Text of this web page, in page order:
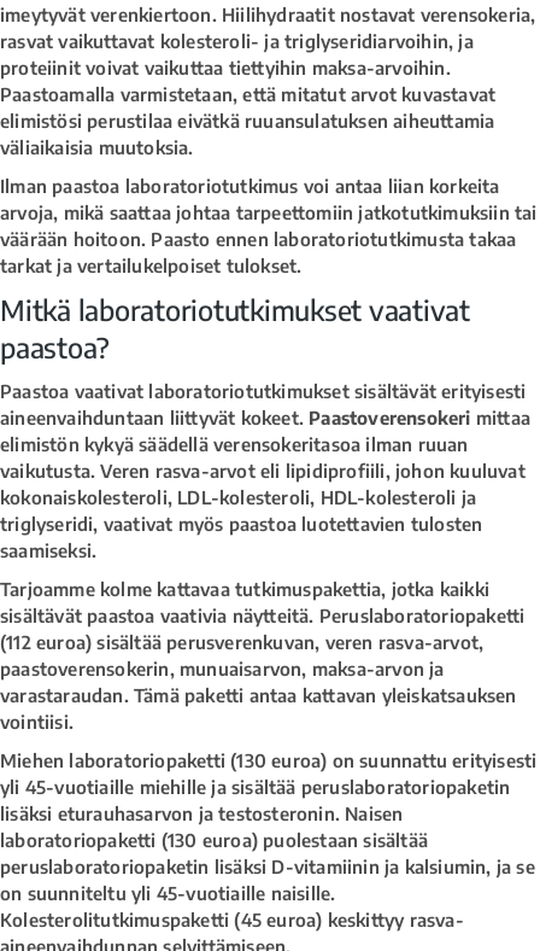
imeytyvät verenkiertoon. Hiilihydraatit nostavat verensokeria,
rasvat vaikuttavat kolesteroli- ja triglyseridiarvoihin, ja
proteiinit voivat vaikuttaa tiettyihin maksa-arvoihin.
Paastoamalla varmistetaan, että mitatut arvot kuvastavat
elimistösi perustilaa eivätkä ruuansulatuksen aiheuttamia
väliaikaisia muutoksia.
Ilman paastoa laboratoriotutkimus voi antaa liian korkeita
arvoja, mikä saattaa johtaa tarpeettomiin jatkotutkimuksiin tai
väärään hoitoon. Paasto ennen laboratoriotutkimusta takaa
tarkat ja vertailukelpoiset tulokset.
Mitkä laboratoriotutkimukset vaativat
paastoa?
Paastoa vaativat laboratoriotutkimukset sisältävät erityisesti
aineenvaihduntaan liittyvät kokeet. Paastoverensokeri mittaa
elimistön kykyä säädellä verensokeritasoa ilman ruuan
vaikutusta. Veren rasva-arvot eli lipidiprofiili, johon kuuluvat
kokonaiskolesteroli, LDL-kolesteroli, HDL-kolesteroli ja
triglyseridi, vaativat myös paastoa luotettavien tulosten
saamiseksi.
Tarjoamme kolme kattavaa tutkimuspakettia, jotka kaikki
sisältävät paastoa vaativia näytteitä. Peruslaboratoriopaketti
(112 euroa) sisältää perusverenkuvan, veren rasva-arvot,
paastoverensokerin, munuaisarvon, maksa-arvon ja
varastaraudan. Tämä paketti antaa kattavan yleiskatsauksen
vointiisi.
Miehen laboratoriopaketti (130 euroa) on suunnattu erityisesti
yli 45-vuotiaille miehille ja sisältää peruslaboratoriopaketin
lisäksi eturauhasarvon ja testosteronin. Naisen
laboratoriopaketti (130 euroa) puolestaan sisältää
peruslaboratoriopaketin lisäksi D-vitamiinin ja kalsiumin, ja se
on suunniteltu yli 45-vuotiaille naisille.
Kolesterolitutkimuspaketti (45 euroa) keskittyy rasva-
aineenvaihdunnan selvittämiseen.